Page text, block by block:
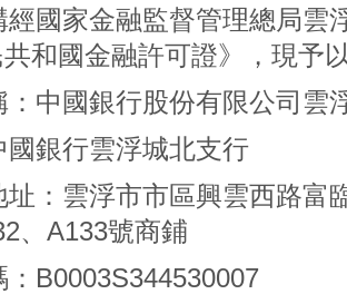
經國家金融監督管理總局雲
共和國金融許可證》，現予
：中國銀行股份有限公司雲
國銀行雲浮城北支行
址：雲浮市市區興雲西路富
、A133號商鋪
B0003S344530007